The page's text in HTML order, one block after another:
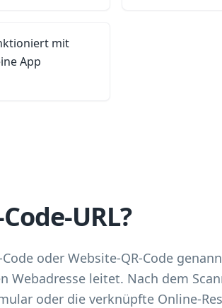
mit
App
URL?
Code oder Website-QR-Code
Webadresse leitet. Nach dem
oder die verknüpfte Online-